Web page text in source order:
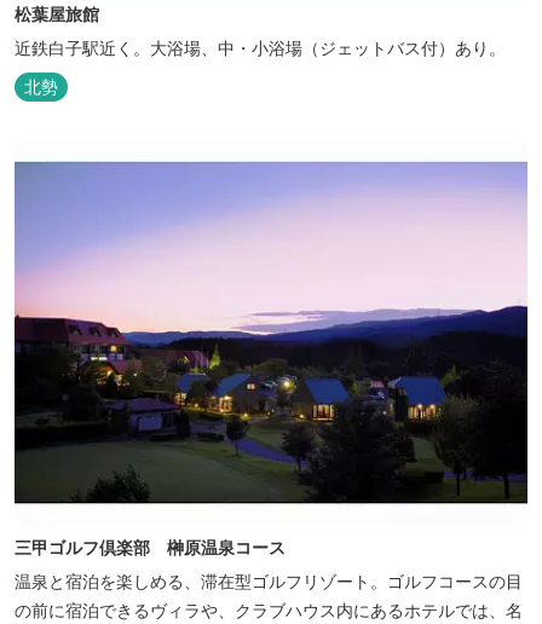
松葉屋旅館
近鉄白子駅近く。大浴場、中・小浴場（ジェットバス付）あり。
北勢
三甲ゴルフ倶楽部 榊原温泉コース
温泉と宿泊を楽しめる、滞在型ゴルフリゾート。ゴルフコースの目
の前に宿泊できるヴィラや、クラブハウス内にあるホテルでは、名